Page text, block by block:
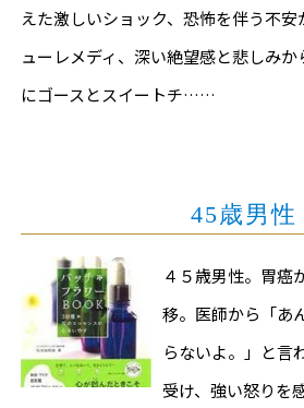
えた激しいショック、恐怖を伴う不
ューレメディ、深い絶望感と悲しみか
にゴースとスイートチ……
45歳男性
４５歳男性。胃癌
移。医師から「あ
らないよ。」と言
受け、強い怒りを